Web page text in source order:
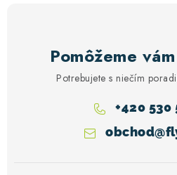
Pomôžeme
Potrebujete s niečím
obchod@
+420 530